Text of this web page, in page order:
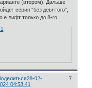
(втором). Дальше
серия "без девятого",
е лифт только до 8-го
7
28-02-
04:58:41